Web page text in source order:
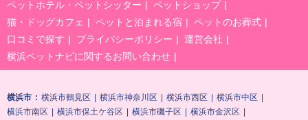
ペットホテル・ペットシッター
ペットショップ
猫・ドッグカフェ
ペットと泊まれる宿
ペットのお葬式
口コミで探す
プライバシーポリシー
運営会社
横浜ペットナビに関するお問い合わせ
横浜市 横浜市鶴見区 横浜市神奈川区 横浜市西区
横浜市中区
横浜市南区
横浜市保土ケ谷区 横浜市磯子区
横浜市金沢区